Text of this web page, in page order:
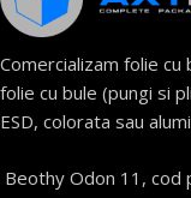
Comercializam folie
folie cu bule (pungi si
ESD, colorata sau
Beothy Odon 11, cod